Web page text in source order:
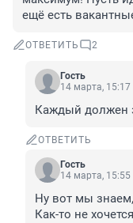
ещё есть
ОТВЕТИТЬ 2
Гость
14 марта, 15:17
Каждый должен
ОТВЕТИТЬ
Гость
14 марта, 15:55
Ну вот мы
Как-то не